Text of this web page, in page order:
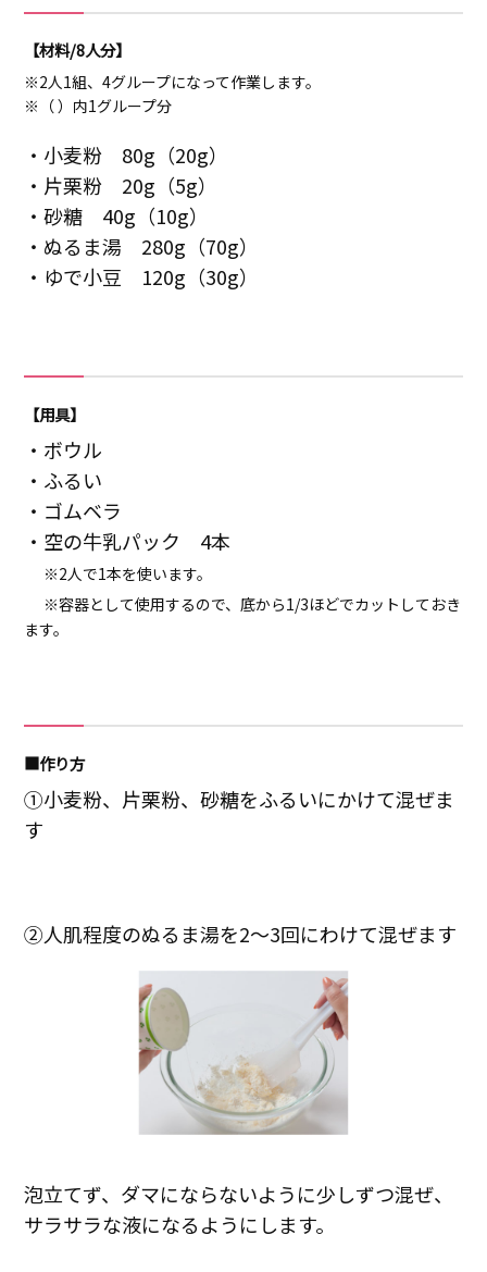
【材料/8人分】
※2人1組、4グループになって作業します。
※（ ）内1グループ分
・小麦粉 80g（20g）
・片栗粉 20g（5g）
・砂糖 40g（10g）
・ぬるま湯 280g（70g）
・ゆで小豆 120g（30g）
【用具】
・ボウル
・ふるい
・ゴムベラ
・空の牛乳パック 4本
※2人で1本を使います。
※容器として使用するので、底から1/3ほどでカットしておき
ます。
■作り方
①小麦粉、片栗粉、砂糖をふるいにかけて混ぜま
す
②人肌程度のぬるま湯を2～3回にわけて混ぜます
泡立てず、ダマにならないように少しずつ混ぜ、
サラサラな液になるようにします。